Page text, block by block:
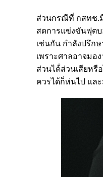
ส่วนกรณีที่ กสทช.
สดการแข่งขันฟุตบ
เช่นกัน กำลังปรึก
เพราะศาลอาจมอ
ส่วนได้่ส่วนเสียหรื
ควรได้ก็ห่นไป แล